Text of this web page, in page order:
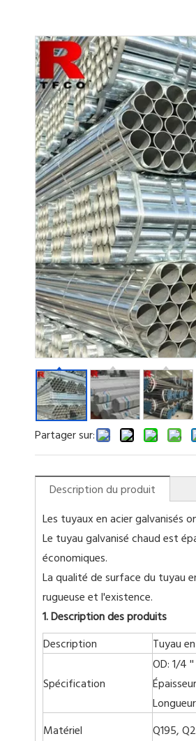
Partager sur:
Description du produit
Les tuyaux en acier galvanisés
Le tuyau galvanisé chaud est
économiques.
La qualité de surface du tuyau
rugueuse et l'existence.
1. Description des produits
Description
Tuyau
Spécification
OD: 1/4
Matériel
Q195,